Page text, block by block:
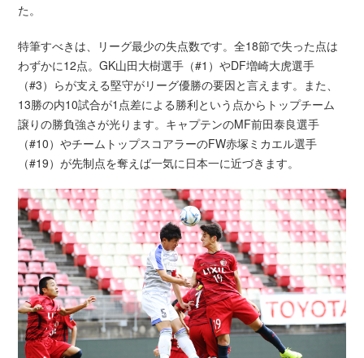
た。
特筆すべきは、リーグ最少の失点数です。全18節で失った点は
わずかに12点。GK山田大樹選手（#1）やDF増崎大虎選手
（#3）らが支える堅守がリーグ優勝の要因と言えます。また、
13勝の内10試合が1点差による勝利という点からトップチーム
譲りの勝負強さが光ります。キャプテンのMF前田泰良選手
（#10）やチームトップスコアラーのFW赤塚ミカエル選手
（#19）が先制点を奪えば一気に日本一に近づきます。